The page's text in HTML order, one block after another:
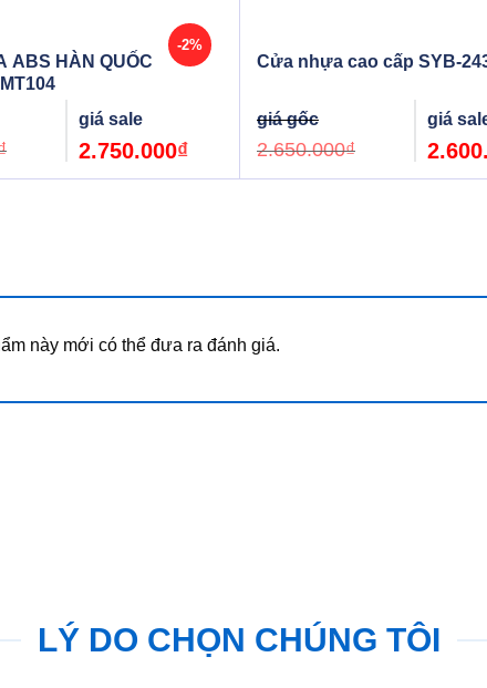
-2%
ABS HÀN QUỐC
price
2.800.000₫.
2.750.000₫
2.750.000₫.
Cửa nhựa cao cấp SYB-
2.650.000₫
price
này mới có thể đưa ra đánh giá.
LÝ DO CHỌN CHÚNG TÔI